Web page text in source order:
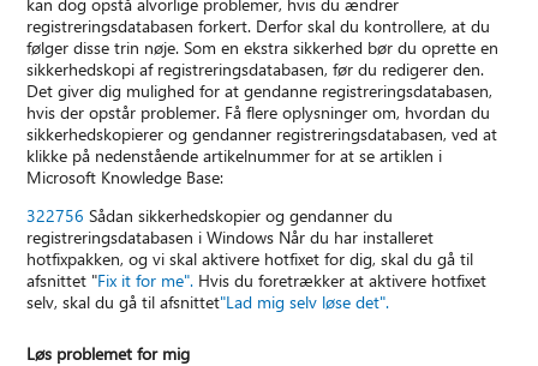
registreringsdatabasen forkert. Derfor skal du kontrollere, at du
følger disse trin nøje. Som en ekstra sikkerhed bør du oprette en
sikkerhedskopi af registreringsdatabasen, før du redigerer den.
Det giver dig mulighed for at gendanne registreringsdatabasen,
hvis der opstår problemer. Få flere oplysninger om, hvordan du
sikkerhedskopierer og gendanner registreringsdatabasen, ved at
klikke på nedenstående artikelnummer for at se artiklen i
Microsoft Knowledge Base:
322756 Sådan sikkerhedskopier og gendanner du
registreringsdatabasen i Windows Når du har installeret
hotfixpakken, og vi skal aktivere hotfixet for dig, skal du gå til
afsnittet "Fix it for me". Hvis du foretrækker at aktivere hotfixet
selv, skal du gå til afsnittet"Lad mig selv løse det".
Løs problemet for mig